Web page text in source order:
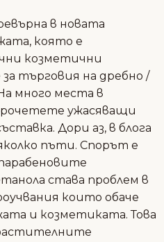
в новата
която е
козметични
търговия на дребно /
много места в
ужасяващи
Дори аз, в блога
пъти. Спорът е
става проблем в
които обаче
и козметиката. Това